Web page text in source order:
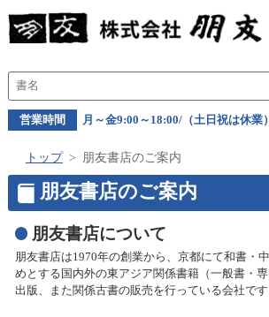
営業時間 月～金9:00～18:00/（土日祝は休業）
トップ 朋友書店のご案内
朋友書店のご案内
朋友書店について
朋友書店は1970年の創業から、京都にて和書・
めとする国内外の東アジア関係書籍（一般書・専
出版、また関係古書の販売を行っている会社です